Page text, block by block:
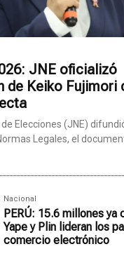
JNE oficializó
de Keiko Fujimori
Elecciones (JNE)
Legales, el
Nacional
PERÚ: 15.6 millones ya
Yape y Plin lideran los
comercio electrónico